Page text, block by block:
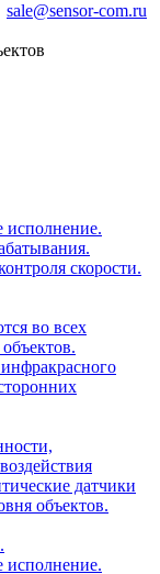
sale@sensor-com.ru
скорости.
во всех
датчики
объектов.